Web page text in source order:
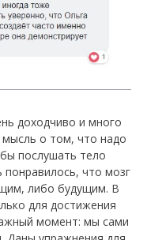
доходчиво и много
мысль о том, что надо
послушать тело
что мозг
либо будущим. В
для достижения
момент: мы сами